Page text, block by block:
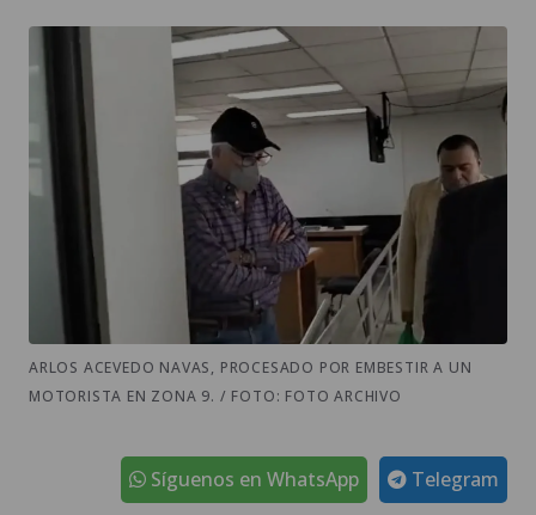
ARLOS ACEVEDO NAVAS, PROCESADO POR EMBESTIR A UN
MOTORISTA EN ZONA 9. / FOTO: FOTO ARCHIVO
Telegram
Síguenos en WhatsApp